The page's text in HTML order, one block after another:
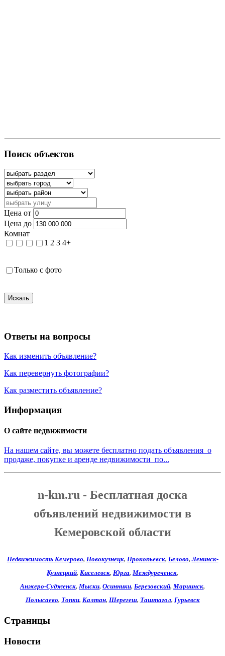
Поиск объектов
Цена от
Цена до
Комнат
1 2 3 4+
Только с фото
Искать
Ответы на вопросы
Как изменить объявление?
Как перевернуть фотографии?
Как разместить объявление?
Информация
О сайте недвижимости
На нашем сайте, вы можете бесплатно подать объявления о
продаже, покупке и аренде недвижимости по...
n-km.ru - Бесплатная доска
объявлений недвижимости в
Кемеровской области
Недвижимость Кемерово, Новокузнецк, Прокопьевск, Белово,Ленинск-
Кузнецкий, Киселевск, Юрга, Междуреченск,
Анжеро-Судженск, Мыски, Осинники, Березовский, Мариинск,
Полысаево, Топки, Калтан, Шерегеш, Таштагол, Гурьевск
Страницы
Новости